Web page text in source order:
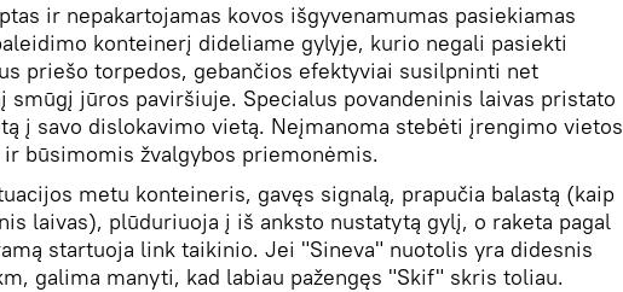
ir nepakartojamas kovos išgyvenamumas pasiekiamas
konteinerį dideliame gylyje, kurio negali pasiekti
priešo torpedos, gebančios efektyviai susilpninti net
smūgį jūros paviršiuje. Specialus povandeninis laivas pristato
į savo dislokavimo vietą. Neįmanoma stebėti įrengimo vietos
būsimomis žvalgybos priemonėmis.
metu konteineris, gavęs signalą, prapučia balastą (kaip
laivas), plūduriuoja į iš anksto nustatytą gylį, o raketa pagal
startuoja link taikinio. Jei "Sineva" nuotolis yra didesnis
galima manyti, kad labiau pažengęs "Skif" skris toliau.